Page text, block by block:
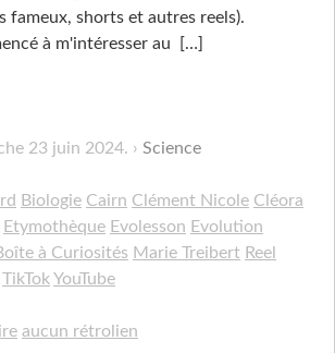
fameux, shorts et autres reels).
à m'intéresser au
[…]
23 juin 2024. Science
Biologie Cairn Clément Nicole Cléora
Etymothèque Evolesson Evolution
à Curiosités Marie Treibert Reel
TikTokYouTube
aucun rétrolien